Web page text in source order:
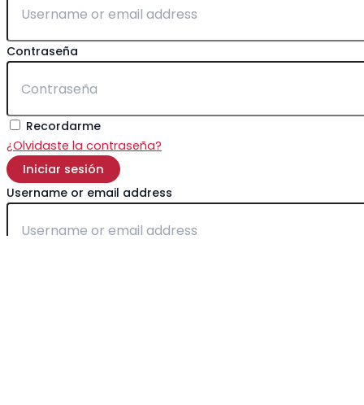
Contraseña
Recordarme
¿Olvidaste la contraseña?
Iniciar sesión
Username or email address